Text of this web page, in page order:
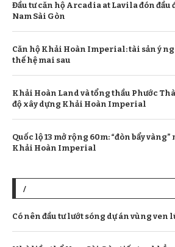
Đầu tư căn hộ Arcadia at Lavila đón đầu
Nam Sài Gòn
Căn hộ Khải Hoàn Imperial: tài sản ý
thế hệ mai sau
Khải Hoàn Land và tổng thầu Phước
độ xây dựng Khải Hoàn Imperial
Quốc lộ 13 mở rộng 60m: “đòn bẩy
Khải Hoàn Imperial
/
Có nên đầu tư lướt sóng dự án vùng ven